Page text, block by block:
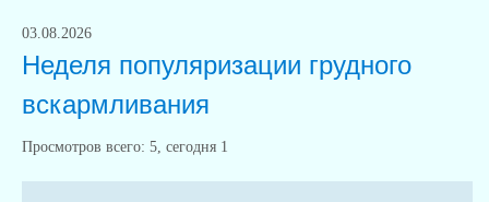
03.08.2026
Неделя популяризации грудного
вскармливания
Просмотров всего: 5, сегодня 1